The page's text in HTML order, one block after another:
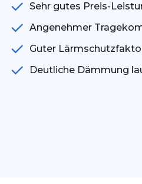
Sehr gutes Preis-
Angenehmer
Guter
Deutliche Dämmung